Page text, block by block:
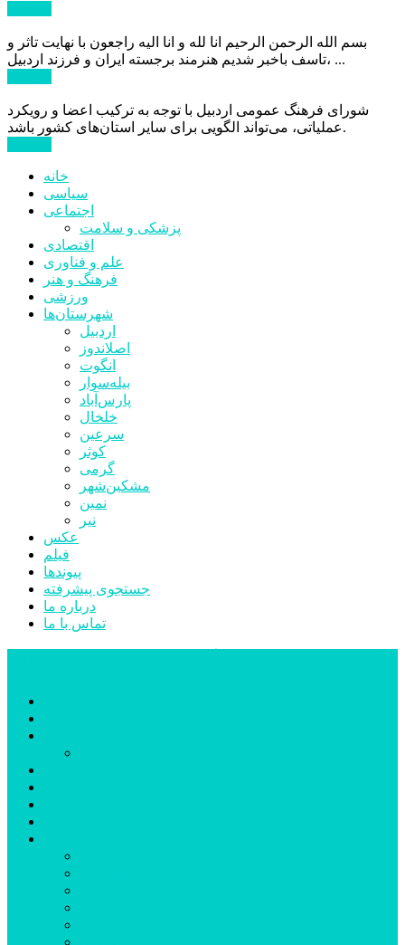
بسم الله الرحمن الرحیم انا لله و انا الیه راجعون با نهایت تاثر و
تاسف باخبر شدیم هنرمند برجسته ایران و فرزند اردبیل، ...
شورای فرهنگ عمومی اردبیل با توجه به ترکیب اعضا و رویکرد
عملیاتی، می‌تواند الگویی برای سایر استان‌های کشور باشد.
خانه
سیاسی
اجتماعی
پزشکی و سلامت
اقتصادی
علم و فناوری
فرهنگ و هنر
ورزشی
شهرستان‌ها
اردبیل
اصلاندوز
انگوت
بیله‌سوار
پارس‌آباد
خلخال
سرعین
کوثر
گرمی
مشکین‌شهر
نمین
نیر
عکس
فیلم
پیوندها
جستجوی پیشرفته
درباره ما
تماس با ما